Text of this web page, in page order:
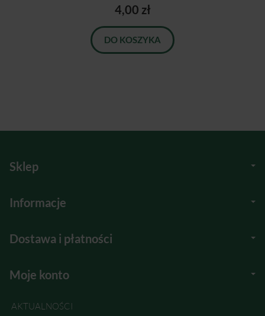
4,00 zł
DO KOSZYKA
Sklep
Informacje
Dostawa i płatności
Moje konto
AKTUALNOŚCI